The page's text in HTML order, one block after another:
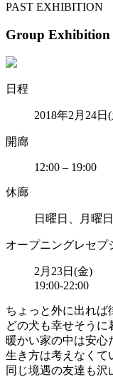
PAST EXHIBITION
Group
日程
2018年2月24日
開廊
12:00 – 19:00
休廊
日曜日、月曜日
オープニングレセプ
2月23日(金)
19:00-22:00
ちょっと外に出れば
どの犬も幸せそうに
暖かい家の中は安心
生き方は考えなくて
同じ境遇の友達も沢